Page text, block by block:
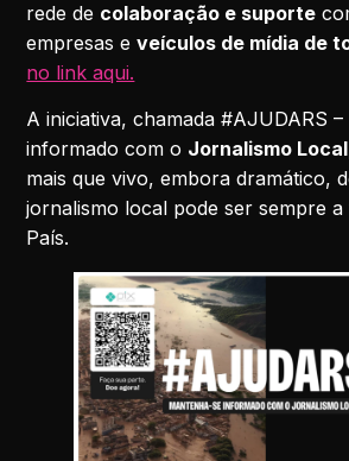
rede de colaboração e suporte
empresas eveículos de mídia de
no link aqui.
A iniciativa, chamada #AJUDARS
informado com o Jornalismo Local
mais que vivo, embora dramático,
jornalismo local pode ser sempre a
País.